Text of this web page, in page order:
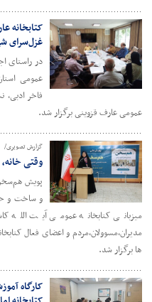
کتابخانه
غزل‌سرای
در راستای
عمومی
فاخر
عمومی عارف قزوینی برگزار شد.
گزارش تصویری/
وقتی
پویش
و ساخت و
میزبانی کتابخانه عمومی آیت
مدیران،‌مسوولان‌،مردم و اعضای فعال
ها برگزار شد.
کارگاه